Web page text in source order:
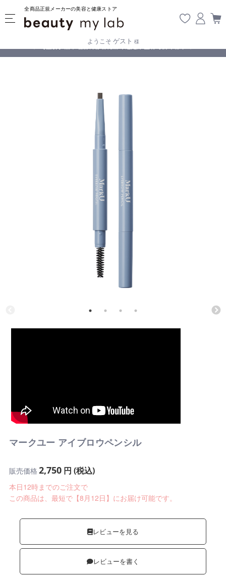
全商品正規メーカーの美容と健康ストア
ようこそ ゲスト 様
【重要】熊本地震の影響により遅延が生じております
マークユー アイブロウペンシル
販売価格 2,750円 (税込)
本日12時までのご注文で
この商品は、最短で【8月12日】にお届け可能です。
レビューを見る
レビューを書く